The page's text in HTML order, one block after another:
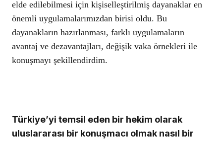
elde edilebilmesi için kişiselleştirilmiş dayanaklar en
önemli uygulamalarımızdan birisi oldu. Bu
dayanakların hazırlanması, farklı uygulamaların
avantaj ve dezavantajları, değişik vaka örnekleri ile
konuşmayı şekillendirdim.
Türkiye’yi temsil eden bir hekim olarak
uluslararası bir konuşmacı olmak nasıl bir